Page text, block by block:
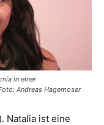
in einer
Andreas Hagemoser
Natalia ist eine